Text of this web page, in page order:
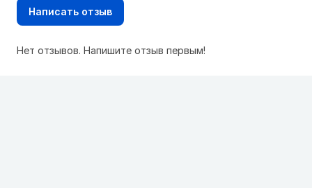
Написать отзыв
Нет отзывов. Напишите отзыв первым!